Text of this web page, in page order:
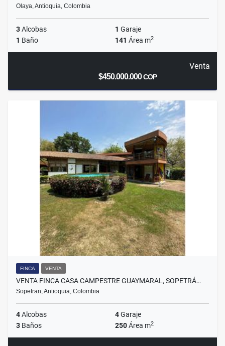
Olaya, Antioquia, Colombia
3Alcobas 1 Garaje
1 Baño 141 Área m2
Venta
$450.000.000COP
FINCA VENTA
VENTA FINCA CASA CAMPESTRE GUAYMARAL, SOPETRÁ…
Sopetran, Antioquia, Colombia
4Alcobas 4Garaje
3 Baños 250Área m2